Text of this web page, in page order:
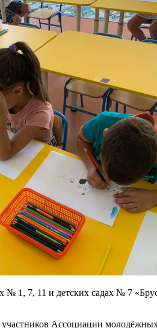
1, 7, 11 и детских садах № 7
Ассоциации